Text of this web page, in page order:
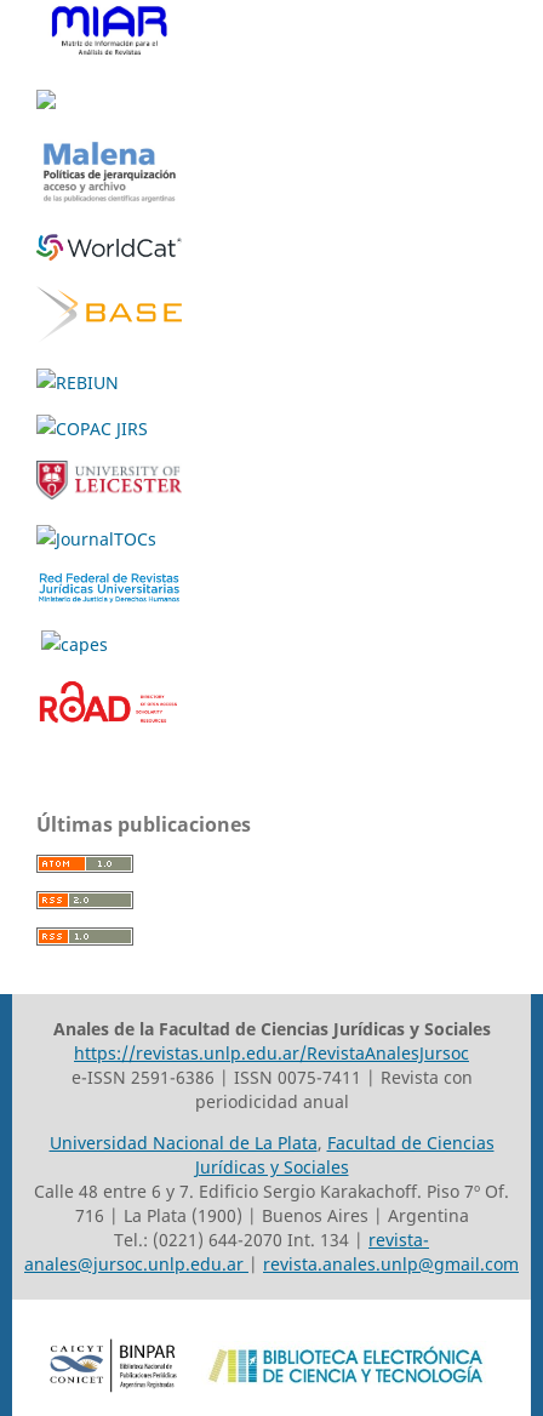
Últimas publicaciones
Anales de la Facultad de Ciencias Jurídicas y Sociales
https://revistas.unlp.edu.ar/RevistaAnalesJursoc
e-ISSN 2591-6386 | ISSN 0075-7411 | Revista con
periodicidad anual
Universidad Nacional de La Plata, Facultad de Ciencias
Jurídicas y Sociales
Calle 48 entre 6 y 7. Edificio Sergio Karakachoff. Piso 7º Of.
716 | La Plata (1900) | Buenos Aires | Argentina
Tel.: (0221) 644-2070 Int. 134 | revista-
anales@jursoc.unlp.edu.ar | revista.anales.unlp@gmail.com